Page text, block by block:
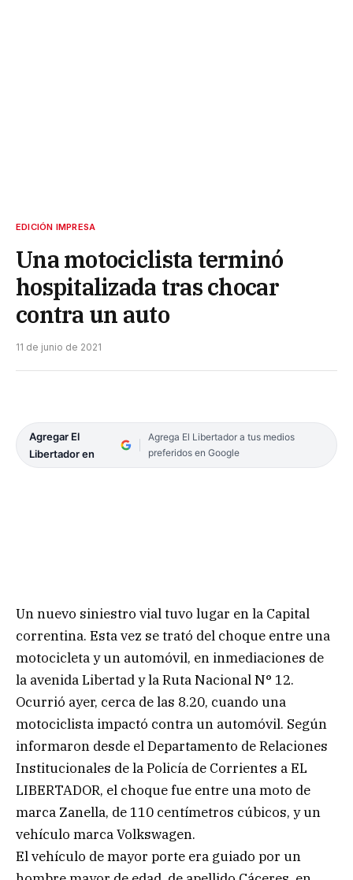
EDICIÓN IMPRESA
Una motociclista terminó
hospitalizada tras chocar
contra un auto
11 de junio de 2021
Agregar El
Libertador en
Agrega El Libertador a tus medios
preferidos en Google
Un nuevo siniestro vial tuvo lugar en la Capital
correntina. Esta vez se trató del choque entre una
motocicleta y un automóvil, en inmediaciones de
la avenida Libertad y la Ruta Nacional N° 12.
Ocurrió ayer, cerca de las 8.20, cuando una
motociclista impactó contra un automóvil. Según
informaron desde el Departamento de Relaciones
Institucionales de la Policía de Corrientes a EL
LIBERTADOR, el choque fue entre una moto de
marca Zanella, de 110 centímetros cúbicos, y un
vehículo marca Volkswagen.
El vehículo de mayor porte era guiado por un